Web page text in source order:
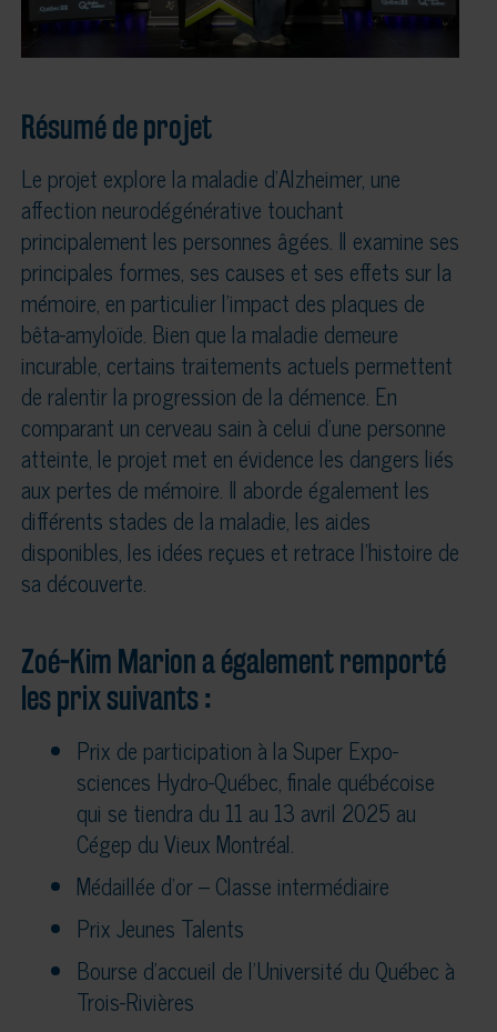
Résumé de projet
Le projet explore la maladie d’Alzheimer, une
affection neurodégénérative touchant
principalement les personnes âgées. Il examine ses
principales formes, ses causes et ses effets sur la
mémoire, en particulier l’impact des plaques de
bêta-amyloïde. Bien que la maladie demeure
incurable, certains traitements actuels permettent
de ralentir la progression de la démence. En
comparant un cerveau sain à celui d’une personne
atteinte, le projet met en évidence les dangers liés
aux pertes de mémoire. Il aborde également les
différents stades de la maladie, les aides
disponibles, les idées reçues et retrace l’histoire de
sa découverte.
Zoé-Kim Marion a également remporté
les prix suivants :
Prix de participation à la Super Expo-
sciences Hydro-Québec, finale québécoise
qui se tiendra du 11 au 13 avril 2025 au
Cégep du Vieux Montréal.
Médaillée d’or – Classe intermédiaire
Prix Jeunes Talents
Bourse d’accueil de l’Université du Québec à
Trois-Rivières